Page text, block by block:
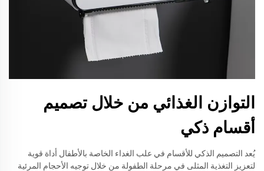
التوازن الغذائي من خلال تصميم
أقسام ذكي
يُعد التصميم الذكي للأقسام في علب الغداء الخاصة بالأطفال أداة قوية
لتعزيز التغذية المثلى في مرحلة الطفولة من خلال توجيه الأحجام المرئية